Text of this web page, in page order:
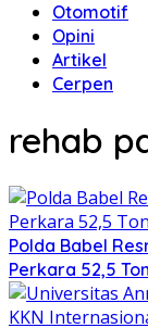
Otomotif
Opini
Artikel
Cerpen
rehab
Polda Babel
Perkara 52,5